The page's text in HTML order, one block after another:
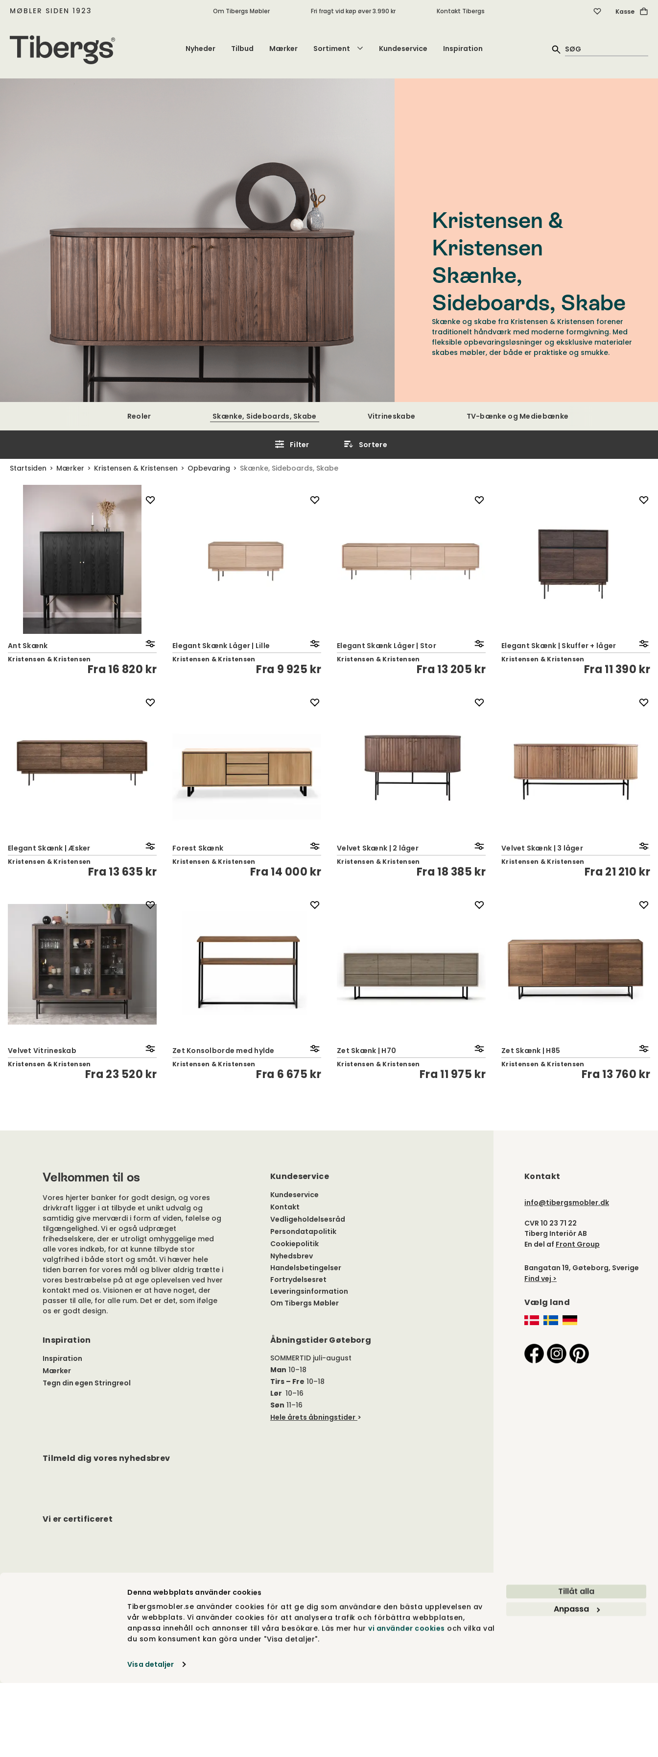
Denna webbplats använder cookies
Tibergsmobler.se använder cookies för att ge dig som användare den bästa upplevelsen av
vår webbplats. Vi använder cookies för att analysera trafik och förbättra webbplatsen,
anpassa innehåll och annonser till våra besökare. Läs mer hurvi använder cookies och vilka val
du som konsument kan göra under "Visa detaljer".
Visa detaljer
Tillåt alla
Anpassa
MØBLER SIDEN 1923 Om Tibergs Møbler Fri fragt vid køp øver 3.990 kr Kontakt Tibergs Kasse
Nyheder Tilbud Mærker Sortiment Kundeservice Inspiration
Kristensen &
Kristensen
Skænke,
Sideboards, Skabe
Skænke og skabe fra Kristensen & Kristensen forener
traditionelt håndværk med moderne formgivning. Med
fleksible opbevaringsløsninger og eksklusive materialer
skabes møbler, der både er praktiske og smukke.
Reoler Skænke, Sideboards, Skabe Vitrineskabe TV-bænke og Mediebænke
Filter Sortere
Startsiden Mærker Kristensen & Kristensen Opbevaring Skænke, Sideboards, Skabe
Ant Skænk
Kristensen & Kristensen
Fra 16 820 kr
Elegant Skænk Låger | Lille
Kristensen & Kristensen
Fra 9 925 kr
Elegant Skænk Låger | Stor
Kristensen & Kristensen
Fra 13 205 kr
Elegant Skænk | Skuffer + låger
Kristensen & Kristensen
Fra 11 390 kr
Elegant Skænk | Æsker
Kristensen & Kristensen
Fra 13 635 kr
Forest Skænk
Kristensen & Kristensen
Fra 14 000 kr
Velvet Skænk | 2 låger
Kristensen & Kristensen
Fra 18 385 kr
Velvet Skænk | 3 låger
Kristensen & Kristensen
Fra 21 210 kr
Velvet Vitrineskab
Kristensen & Kristensen
Fra 23 520 kr
Zet Konsolborde med hylde
Kristensen & Kristensen
Fra 6 675 kr
Zet Skænk | H70
Kristensen & Kristensen
Fra 11 975 kr
Zet Skænk | H85
Kristensen & Kristensen
Fra 13 760 kr
Velkommen til os
Vores hjerter banker for godt design, og vores
drivkraft ligger i at tilbyde et unikt udvalg og
samtidig give merværdi i form af viden, følelse og
tilgængelighed. Vi er også udpræget
frihedselskere, der er utroligt omhyggelige med
alle vores indkøb, for at kunne tilbyde stor
valgfrihed i både stort og småt. Vi hæver hele
tiden barren for vores mål og bliver aldrig trætte i
vores bestræbelse på at øge oplevelsen ved hver
kontakt med os. Visionen er at have noget, der
passer til alle, for alle rum. Det er det, som ifølge
os er godt design.
Kundeservice
Kundeservice
Kontakt
Vedligeholdelsesråd
Persondatapolitik
Cookiepolitik
Nyhedsbrev
Handelsbetingelser
Fortrydelsesret
Leveringsinformation
Om Tibergs Møbler
Inspiration
Inspiration
Mærker
Tegn din egen Stringreol
Åbningstider Gøteborg
SOMMERTID juli-august
Man 10–18
Tirs – Fre 10–18
Lør 10–16
Søn 11–16
Hele årets åbningstider >
Tilmeld dig vores nyhedsbrev
Vi er certificeret
Kontakt
info@tibergsmobler.dk
CVR 10 23 71 22
Tiberg Interiör AB
En del af Front Group
Bangatan 19, Gøteborg, Sverige
Find vej >
Vælg land